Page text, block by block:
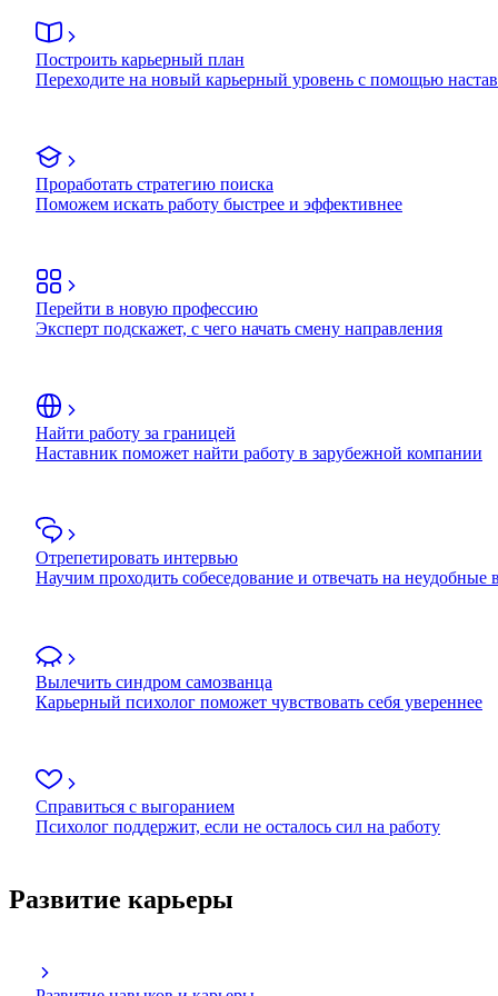
Построить карьерный план
Переходите на новый карьерный уровень с помощью
Проработать стратегию поиска
Поможем искать работу быстрее и эффективнее
Перейти в новую профессию
Эксперт подскажет, с чего начать смену направления
Найти работу за границей
Наставник поможет найти работу в зарубежной компании
Отрепетировать интервью
Научим проходить собеседование и отвечать на неудобные
Вылечить синдром самозванца
Карьерный психолог поможет чувствовать себя увереннее
Справиться с выгоранием
Психолог поддержит, если не осталось сил на работу
Развитие карьеры